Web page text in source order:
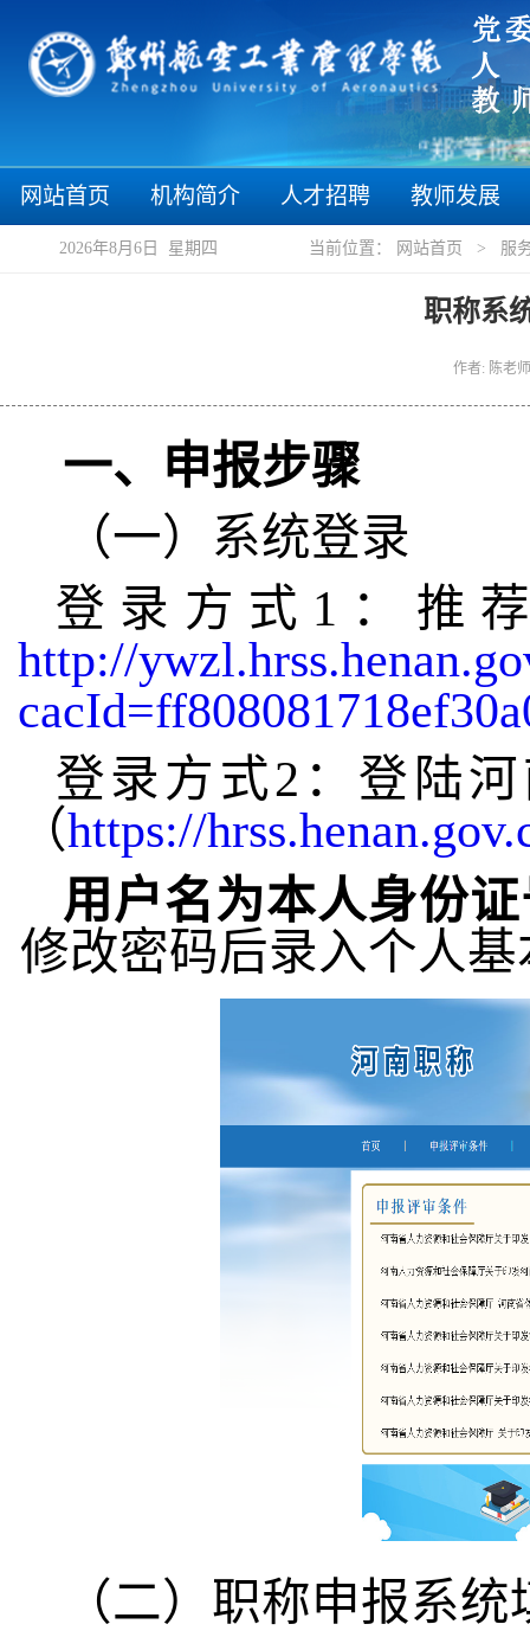
“郑”等你来 “
网站首页 机构简介 人才招聘 教师发展
2026年8月6日 星期四 当前位置： 网站首页 > 服
职称系
作者: 陈老
一、申报步骤
（一）系统登录
登录方式1：推
http://
登录方式2：登陆
（https://
用户名为本人身份
修改密码后录入个人
（二） 职称申报系统